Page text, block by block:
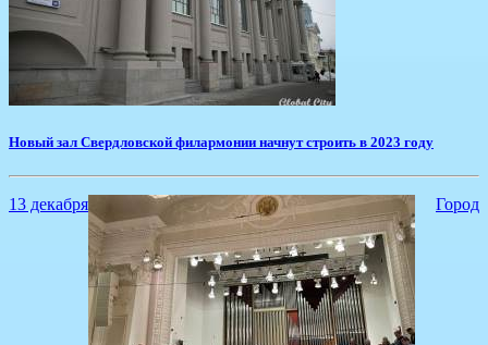
​Новый зал Свердловской филармонии начнут строить в 2023 году
13 декабря Город